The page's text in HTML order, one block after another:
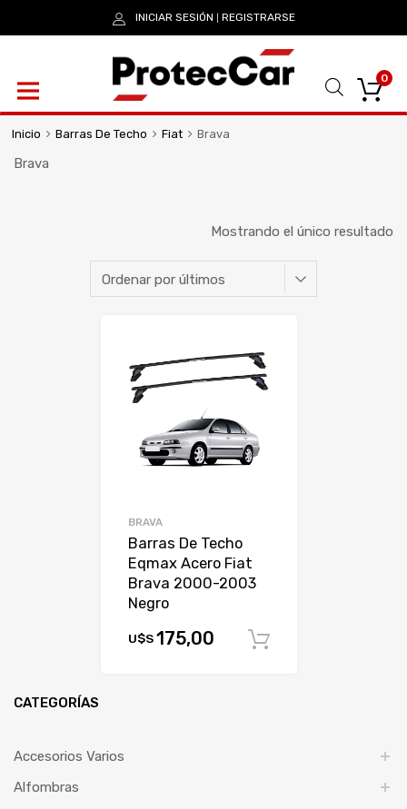
INICIAR SESIÓN REGISTRARSE
0
Inicio Barras De Techo Fiat Brava
Brava
Mostrando el único resultado
BRAVA
Barras De Techo
Eqmax Acero Fiat
Brava 2000-2003
Negro
U$S175,00
CATEGORÍAS
Accesorios Varios
Alfombras